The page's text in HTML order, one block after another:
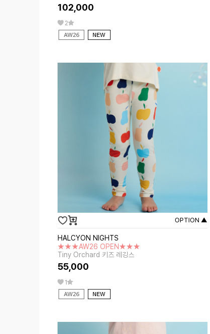
102,000
2
OPTION ▲
HALCYON NIGHTS
★★★AW26 OPEN★★★
Tiny Orchard 키즈 레깅스
55,000
1